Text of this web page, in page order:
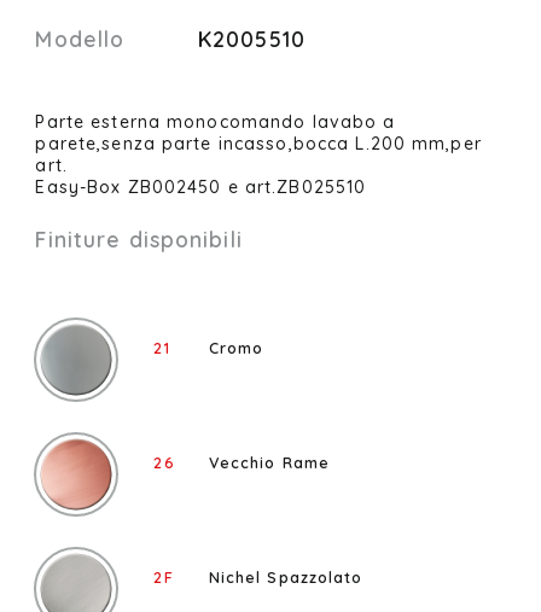
Modello K2005510
Parte esterna monocomando lavabo a
parete,senza parte incasso,bocca L.200 mm,per
art.
Easy-Box ZB002450 e art.ZB025510
Finiture disponibili
21 Cromo
26 Vecchio Rame
2F Nichel Spazzolato